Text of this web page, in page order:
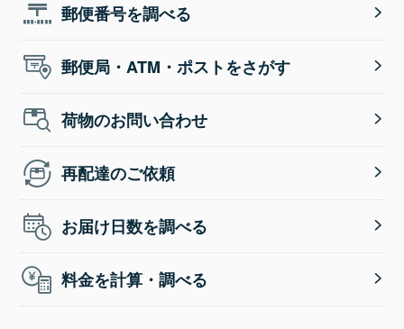
郵便番号を調べる
郵便局・ATM・ポストをさがす
荷物のお問い合わせ
再配達のご依頼
お届け日数を調べる
料金を計算・調べる